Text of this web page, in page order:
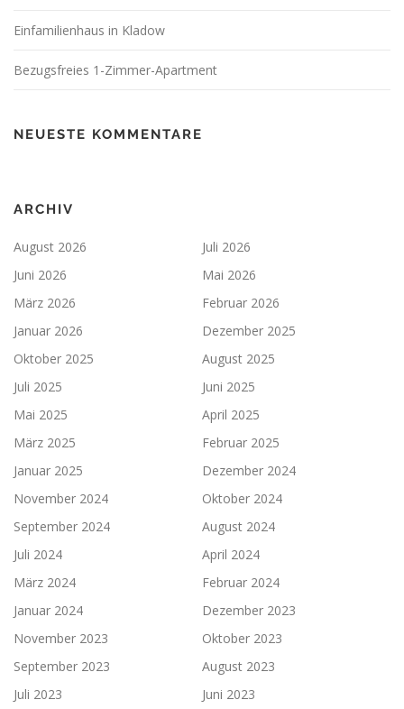
Einfamilienhaus in Kladow
Bezugsfreies 1-Zimmer-Apartment
NEUESTE KOMMENTARE
ARCHIV
August 2026
Juli 2026
Juni 2026
Mai 2026
März 2026
Februar 2026
Januar 2026
Dezember 2025
Oktober 2025
August 2025
Juli 2025
Juni 2025
Mai 2025
April 2025
März 2025
Februar 2025
Januar 2025
Dezember 2024
November 2024
Oktober 2024
September 2024
August 2024
Juli 2024
April 2024
März 2024
Februar 2024
Januar 2024
Dezember 2023
November 2023
Oktober 2023
September 2023
August 2023
Juli 2023
Juni 2023